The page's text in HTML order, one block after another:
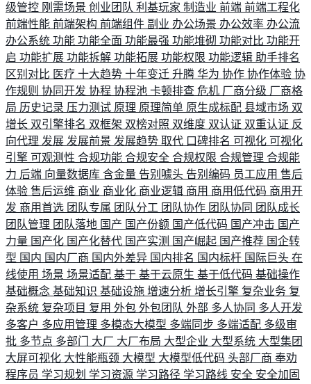
级管控 刚需场景 创业团队 利基玩家 制造业 前端 前端工程化
前端性能 前端架构 前端组件 副业 办公场景 办公效率 办公流
办公系统 功能 功能全面 功能最强 功能堆砌 功能对比 功能开
启 功能扩展 功能拆解 功能拓展 功能权限 功能逻辑 助手排名
区别对比 医疗 十大趋势 十年变迁 升腾 华为 协作 协作体验 协
作规则 协同开发 协程 协程池 卡顿排查 危机 厂商分级 厂商格
局 历史记录 压力测试 原理 原理简单 原生成标配 县域市场 双
增长 双引擎排名 双框架 双榜对照 双维度 双认证 双重认证 反
向代理 发展 发展前景 发展趋势 取代 口碑排名 可视化 可视化
引擎 可观测性 合规功能 合规安全 合规权限 合规管理 合规能
力 后端 向量数据库 含金量 告别噱头 告别编码 员工应用 售后
体验 售后运维 商业 商业化 商业逻辑 商用 商用低代码 商用开
发 商用首选 团队专属 团队分工 团队协作 团队协同 团队成长
团队管理 团队落地 国产 国产份额 国产低代码 国产冲击 国产
力量 国产化 国产化替代 国产实测 国产崛起 国产推荐 国企转
型 国内 国内厂商 国内外差异 国内排名 国内标杆 国际巨头 在
线使用 场景 场景适配 基于 基于云原生 基于低代码 基础操作
基础概念 基础知识 基础设施 增速分析 增长引擎 复杂业务 复
杂系统 复杂项目 复用 外包 外包团队 外部 多人协同 多人开发
多客户 多应用管理 多模态大模型 多端同步 多端适配 多级审
批 多节点 多部门 大厂 大厂布局 大型企业 大型系统 大型集团
大屏可视化 大性能瓶颈 大模型 大模型低代码 头部厂商 奉劝
程序员 学习规划 学习资源 学习路径 学习路线 安全 安全加固